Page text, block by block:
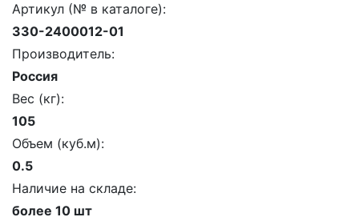
Артикул (№ в каталоге):
330-2400012-01
Производитель:
Россия
Вес (кг):
105
Объем (куб.м):
0.5
Наличие на складе:
более 10 шт